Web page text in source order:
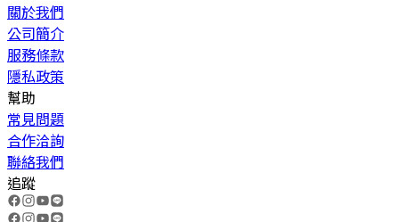
關於我們
公司簡介
服務條款
隱私政策
幫助
常見問題
合作洽詢
聯絡我們
追蹤